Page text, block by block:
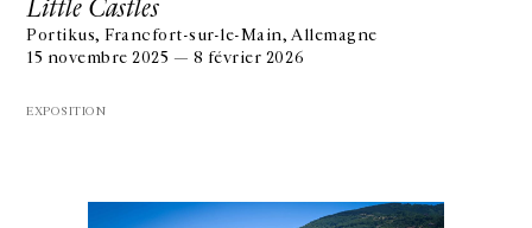
Little Castles
Portikus, Francfort-sur-le-Main, Allemagne
15 novembre 2025 — 8 février 2026
EXPOSITION